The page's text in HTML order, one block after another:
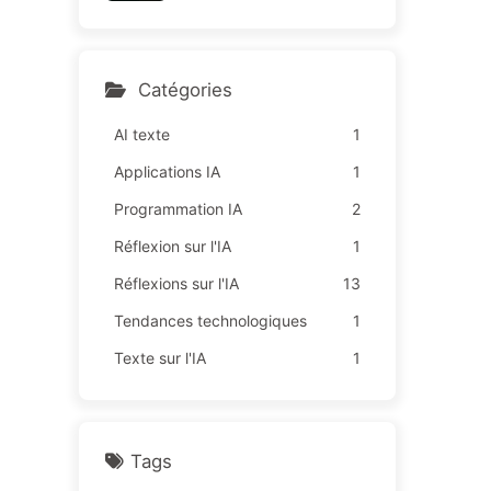
souffrances chez les empl
Catégories
AI texte
1
Applications IA
1
Programmation IA
2
Réflexion sur l'IA
1
Réflexions sur l'IA
13
Tendances technologiques
1
Texte sur l'IA
1
Tags